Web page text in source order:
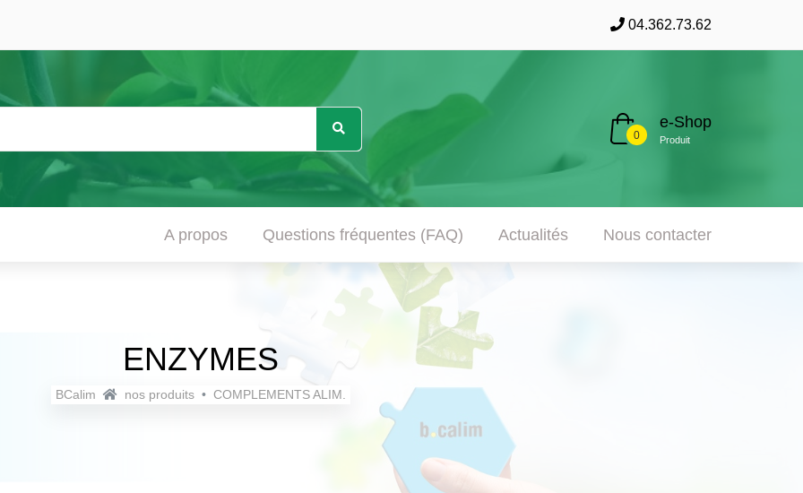
04.362.73.62
0
e-Shop
Produit
A propos Questions fréquentes (FAQ) Actualités Nous contacter
ENZYMES
BCalim nos produits COMPLEMENTS ALIM.